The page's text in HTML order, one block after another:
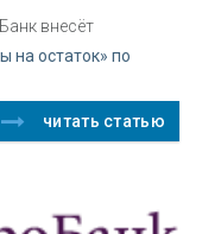
внесёт
на остаток» по
читать статью